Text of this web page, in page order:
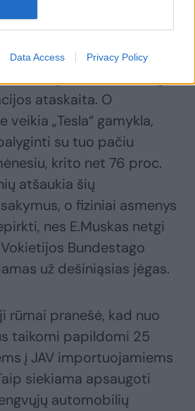
Data Access Privacy Policy
metų mėnesius buvo net
negu metais anksčiau.
ataskaita. O
veikia „Tesla“ gamykla,
su tuo pačiu
krito net 76 proc.
atšaukia šių
o fiziniai asmenys
nes E.Muskas netgi
Bundestago
už dešiniąsias jėgas.
rūmai pranešė, kad nuo
taikomi papildomi 25
į JAV importuojamiems
siekiama apsaugoti
automobilių